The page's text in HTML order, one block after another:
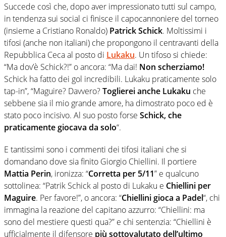
Succede così che, dopo aver impressionato tutti sul campo,
in tendenza sui social ci finisce il capocannoniere del torneo
(insieme a Cristiano Ronaldo) Patrick Schick. Moltissimi i
tifosi (anche non italiani) che propongono il centravanti della
Repubblica Ceca al posto di Lukaku. Un tifoso si chiede:
“Ma dov’è Schick?!” o ancora: “Ma dai! Non scherziamo!
Schick ha fatto dei gol incredibili. Lukaku praticamente solo
tap-in”, “Maguire? Davvero? Toglierei anche Lukaku che
sebbene sia il mio grande amore, ha dimostrato poco ed è
stato poco incisivo. Al suo posto forse Schick, che
praticamente giocava da solo“.
E tantissimi sono i commenti dei tifosi italiani che si
domandano dove sia finito Giorgio Chiellini. Il portiere
Mattia Perin, ironizza: “Corretta per 5/11” e qualcuno
sottolinea: “Patrik Schickal posto di Lukaku e Chiellini per
Maguire. Per favore!”, o ancora: “Chiellini gioca a Padel“, chi
immagina la reazione del capitano azzurro: “Chiellini: ma
sono del mestiere questi qua?” e chi sentenzia: “Chiellini è
ufficialmente il difensore più sottovalutato dell’ultimo